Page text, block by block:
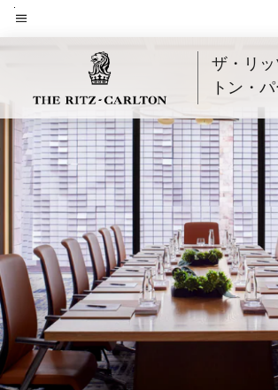
Skip
toメニューのテキスト
ザ・リ
トン・